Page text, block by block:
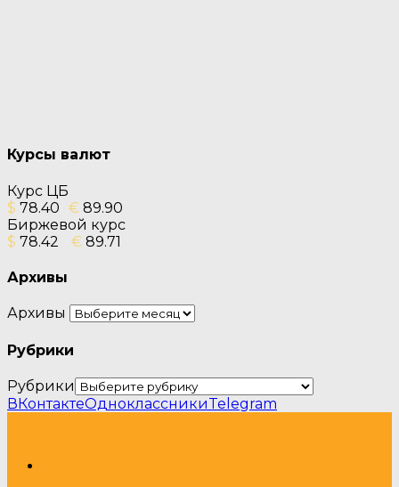
Курсы валют
Курс ЦБ
$ 78.40 € 89.90
Биржевой курс
$ 78.42 € 89.71
Архивы
Архивы
Рубрики
Рубрики
ВКонтактеОдноклассникиTelegram